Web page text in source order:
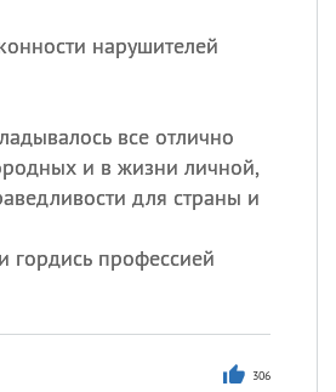
нарушителей
все отлично
и в жизни личной,
для страны и
гордись профессией
306